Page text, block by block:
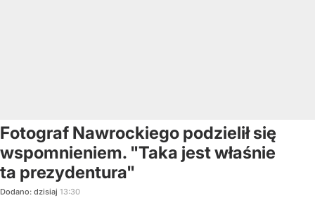
Fotograf Nawrockiego podzielił się
wspomnieniem. "Taka jest właśnie
ta prezydentura"
Dodano: dzisiaj 13:30